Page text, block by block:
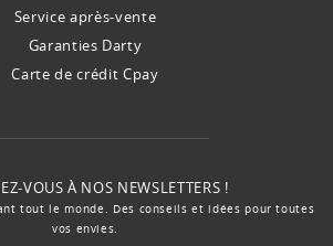
Service après-vente
Garanties Darty
Carte de crédit Cpay
VOUS À NOS NEWSLETTERS !
tout le monde. Des conseils et idées pour toutes
vos envies.